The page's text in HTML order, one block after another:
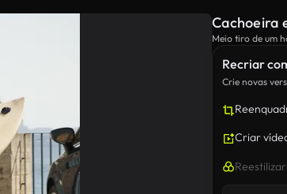
Recriar
Crie novas
Criar
Reestilizar
Cachoeira
Meio tiro de um